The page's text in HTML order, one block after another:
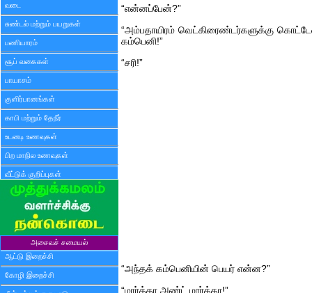
வடை
சுண்டல் மற்றும் பயறுகள்
பணியாரம்
சூப் வகைகள்
பாயாசம்
குளிர்பானங்கள்
காபி மற்றும் தேநீர்
உடனடி உணவுகள்
பிற மாநில உணவுகள்
வீட்டுக் குறிப்புகள்
அசைவச் சமையல்
ஆட்டு இறைச்சி
கோழி இறைச்சி
“என்னப்பேன்?”
“அம்பதாயிரம் வெட்கிரைண்டர்களுக்கு
கம்பெனி!”
“சரி!”
“அந்தக் கம்பெனியின் பெயர் என்ன?”
“மார்த்தா அண்ட் மார்த்தா!”